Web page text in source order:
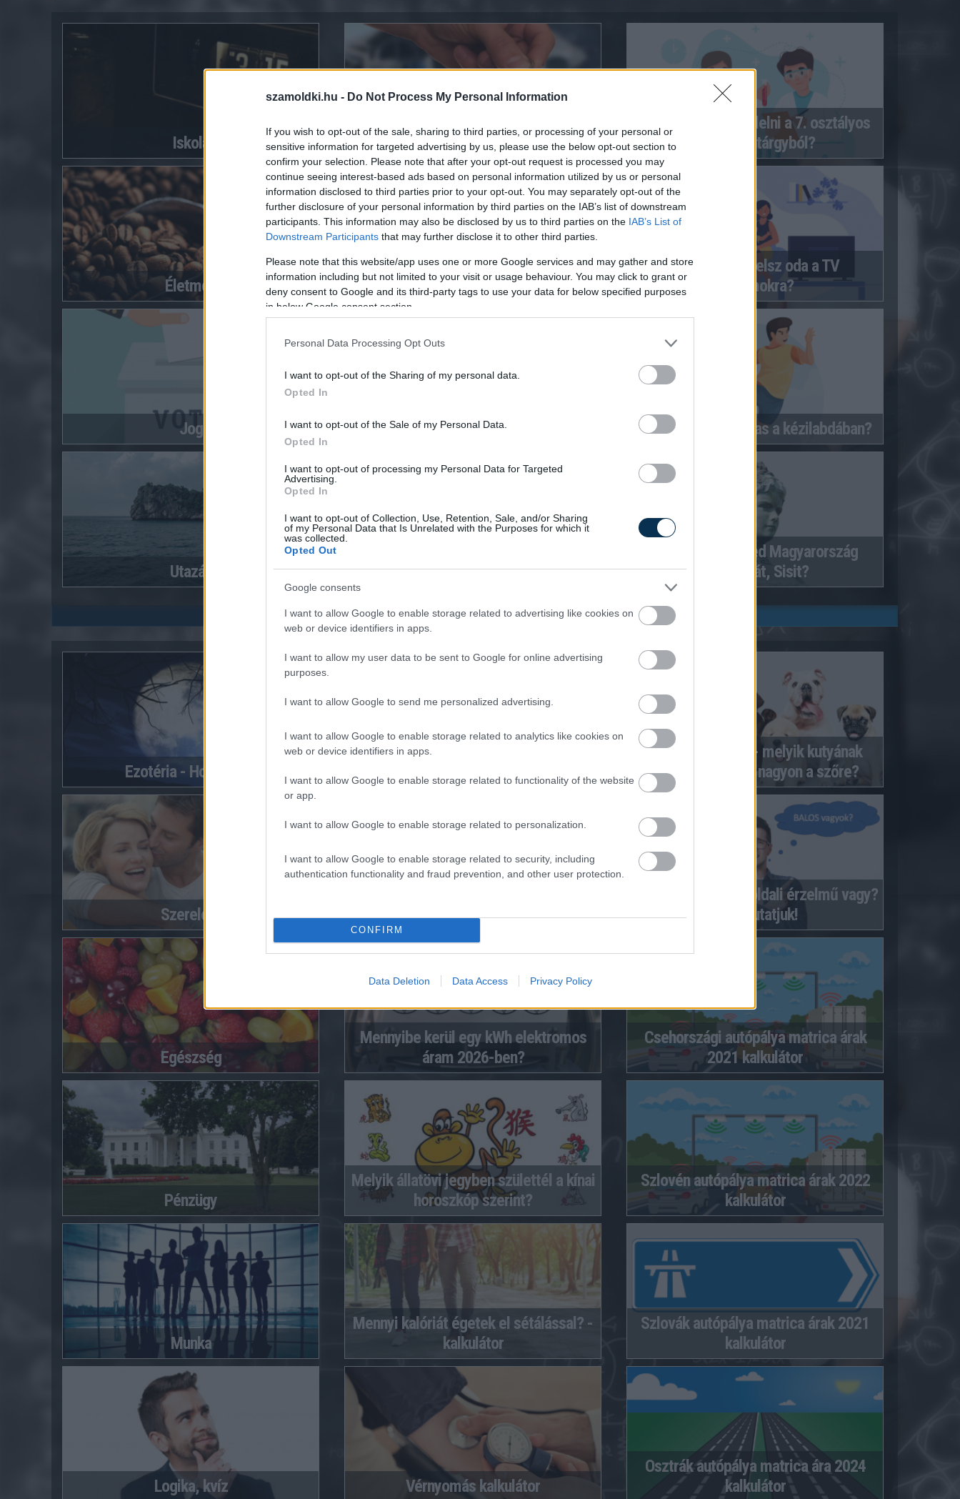
szamoldki.hu - Do Not Process My Personal Information
If you wish to opt-out of the sale, sharing to third parties, or processing of your personal or
sensitive information for targeted advertising by us, please use the below opt-out section to
confirm your selection. Please note that after your opt-out request is processed you may
continue seeing interest-based ads based on personal information utilized by us or personal
information disclosed to third parties prior to your opt-out. You may separately opt-out of the
further disclosure of your personal information by third parties on the IAB’s list of downstream
participants. This information may also be disclosed by us to third parties on the IAB’s List of
Downstream Participants that may further disclose it to other third parties.
Please note that this website/app uses one or more Google services and may gather and store
information including but not limited to your visit or usage behaviour. You may click to grant or
deny consent to Google and its third-party tags to use your data for below specified purposes
in below Google consent section.
Personal Data Processing Opt Outs
I want to opt-out of the Sharing of my personal data.
Opted In
I want to opt-out of the Sale of my Personal Data.
Opted In
I want to opt-out of processing my Personal Data for Targeted
Advertising.
Opted In
I want to opt-out of Collection, Use, Retention, Sale, and/or Sharing
of my Personal Data that Is Unrelated with the Purposes for which it
was collected.
Opted Out
Google consents
I want to allow Google to enable storage related to advertising like cookies on
web or device identifiers in apps.
I want to allow my user data to be sent to Google for online advertising
purposes.
I want to allow Google to send me personalized advertising.
I want to allow Google to enable storage related to analytics like cookies on
web or device identifiers in apps.
I want to allow Google to enable storage related to functionality of the website
or app.
I want to allow Google to enable storage related to personalization.
I want to allow Google to enable storage related to security, including
authentication functionality and fraud prevention, and other user protection.
CONFIRM
Data Deletion Data Access Privacy Policy
Iskola
Életmód
Jog
Utazás
Mennyi adót kell fizetni albérlet
kiadásakor 2026-ban?
Tonna, mázsa, kilogramm, dekagramm,
gramm átváltás kalkulátor
Gyorshajtás büntetés 2024-ben
Mekkora állami nyugdíjra számíthatok?
Hányasra tudnál felelni a 7. osztályos
kémia tantárgyból?
Mennyire figyelsz oda a TV
reklámokra?
Mennyire vagy jártas a kézilabdában?
Mennyire ismered Magyarország
királynéját, Sisit?
Ezotéria - Horoszkóp
Szerelem
Egészség
Pénzügy
Munka
Logika, kvíz
Összeilletek-e a pároddal?
költség kalkulátor
Mennyibe kerül egy kWh elektromos
áram 2026-ben?
Melyik állatövi jegyben születtél a kínai
horoszkóp szerint?
Mennyi kalóriát égetek el sétálással? -
kalkulátor
Vérnyomás kalkulátor
Kutyaszőr hullás - melyik kutyának
hullik kicsit vagy nagyon a szőre?
Baloldali vagy jobboldali érzelmű vagy?
Megmutatjuk!
Csehországi autópálya matrica árak
2021 kalkulátor
Szlovén autópálya matrica árak 2022
kalkulátor
Szlovák autópálya matrica árak 2021
kalkulátor
Osztrák autópálya matrica ára 2024
kalkulátor